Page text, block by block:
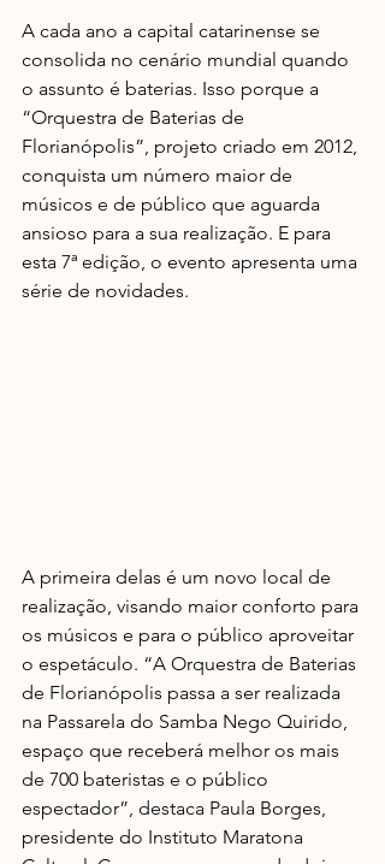
A cada ano a capital catarinense se
consolida no cenário mundial quando
o assunto é baterias. Isso porque a
“Orquestra de Baterias de
Florianópolis”, projeto criado em 2012,
conquista um número maior de
músicos e de público que aguarda
ansioso para a sua realização. E para
esta 7ª edição, o evento apresenta uma
série de novidades.
A primeira delas é um novo local de
realização, visando maior conforto para
os músicos e para o público aproveitar
o espetáculo. “A Orquestra de Baterias
de Florianópolis passa a ser realizada
na Passarela do Samba Nego Quirido,
espaço que receberá melhor os mais
de 700 bateristas e o público
espectador”, destaca Paula Borges,
presidente do Instituto Maratona